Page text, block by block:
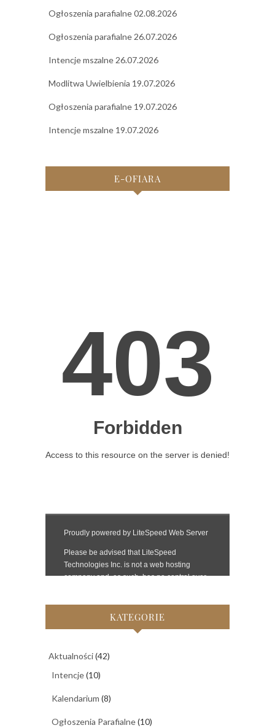
Ogłoszenia parafialne 02.08.2026
Ogłoszenia parafialne 26.07.2026
Intencje mszalne 26.07.2026
Modlitwa Uwielbienia 19.07.2026
Ogłoszenia parafialne 19.07.2026
Intencje mszalne 19.07.2026
E-OFIARA
KATEGORIE
Aktualności(42)
Intencje(10)
Kalendarium (8)
Ogłoszenia Parafialne(10)